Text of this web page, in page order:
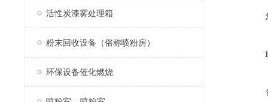
活性炭漆雾处理箱
粉末回收设备（俗称喷粉房）
环保设备催化燃烧